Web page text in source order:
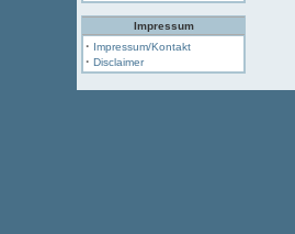
Impressum
· Impressum/Kontakt
· Disclaimer